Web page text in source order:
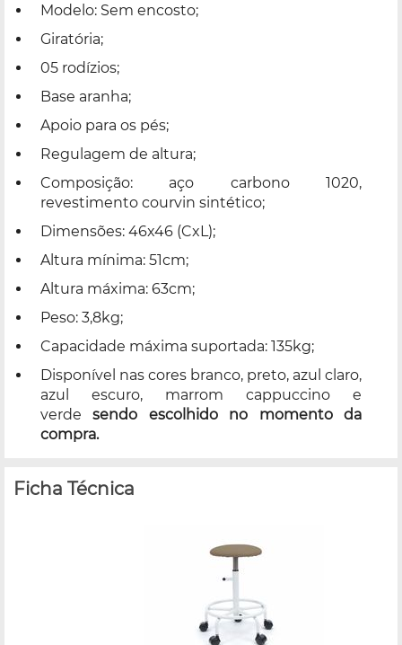
Modelo: Sem encosto;
Giratória;
05 rodízios;
Base aranha;
Apoio para os pés;
Regulagem de altura;
Composição: aço carbono 1020,
revestimento courvin sintético;
Dimensões: 46x46 (CxL);
Altura mínima: 51cm;
Altura máxima: 63cm;
Peso: 3,8kg;
Capacidade máxima suportada: 135kg;
Disponível nas cores branco, preto, azul claro,
azul escuro, marrom cappuccino e
verdesendo escolhido no momento da
compra.
Ficha Técnica